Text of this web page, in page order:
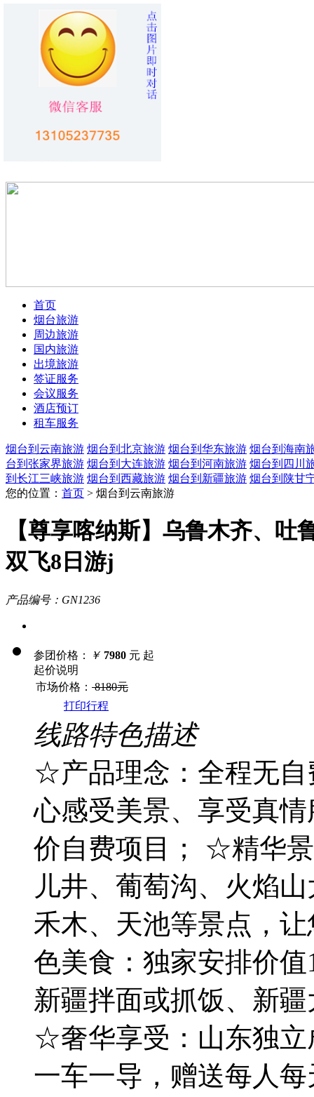
您好！欢迎访问烟台旅行社 ！！
加入收藏
首页
烟台旅游
周边旅游
国内旅游
出境旅游
签证服务
会议服务
酒店预订
租车服务
烟台到云南旅游 烟台到北京旅游 烟台到华东旅游 烟台到海南
台到张家界旅游 烟台到大连旅游 烟台到河南旅游 烟台到四川
到长江三峡旅游 烟台到西藏旅游 烟台到新疆旅游 烟台到陕甘
您的位置： 首页 > 烟台到云南旅游
【尊享喀纳斯】乌鲁木齐、
双飞8日游j
产品编号：GN1236
参团价格： ￥ 7980 元 起
起价说明
市场价格： 8180元
打印行程
线路特色描述
☆产品理念：全程无自
心感受美景、享受真
价自费项目； ☆精华
儿井、葡萄沟、火焰
禾木、天池等景点，
色美食：独家安排价
新疆拌面或抓饭、新
☆奢华享受：山东独立
一车一导，赠送每人